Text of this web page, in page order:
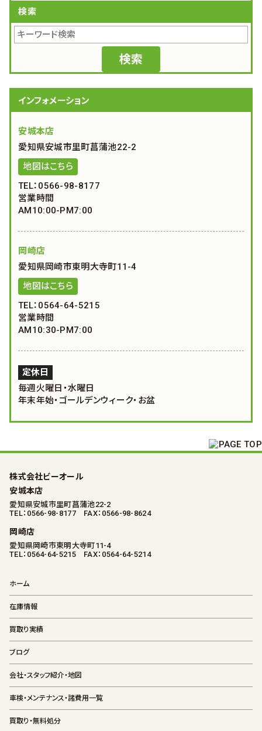
検索
インフォメーション
安城本店
愛知県安城市里町菖蒲池22-2
地図はこちら
TEL：0566-98-8177
営業時間
AM10:00-PM7:00
岡崎店
愛知県岡崎市東明大寺町11-4
地図はこちら
TEL：0564-64-5215
営業時間
AM10:30-PM7:00
定休日
毎週火曜日・水曜日
年末年始・ゴールデンウィーク・お盆
株式会社ビーオール
安城本店
愛知県安城市里町菖蒲池22-2
TEL：0566-98-8177 FAX：0566-98-8624
岡崎店
愛知県岡崎市東明大寺町11-4
TEL：0564-64-5215 FAX：0564-64-5214
ホーム
在庫情報
買取り実績
ブログ
会社・スタッフ紹介・地図
車検・メンテナンス・諸費用一覧
買取り・無料処分